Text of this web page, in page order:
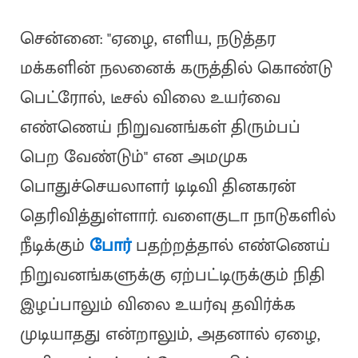
சென்னை: "ஏழை, எளிய, நடுத்தர
மக்களின் நலனைக் கருத்தில் கொண்டு
பெட்ரோல், டீசல் விலை உயர்வை
எண்ணெய் நிறுவனங்கள் திரும்பப்
பெற வேண்டும்" என அமமுக
பொதுச்செயலாளர் டிடிவி தினகரன்
தெரிவித்துள்ளார். வளைகுடா நாடுகளில்
நீடிக்கும் போர்பதற்றத்தால் எண்ணெய்
நிறுவனங்களுக்கு ஏற்பட்டிருக்கும் நிதி
இழப்பாலும் விலை உயர்வு தவிர்க்க
முடியாதது என்றாலும், அதனால் ஏழை,